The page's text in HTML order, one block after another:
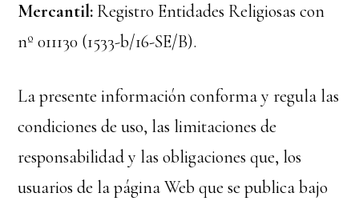
Mercantil: Registro Entidades Religiosas con
nº 011130 (1533-b/16-SE/B).
La presente información conforma y regula las
condiciones de uso, las limitaciones de
responsabilidad y las obligaciones que, los
usuarios de la página Web que se publica bajo